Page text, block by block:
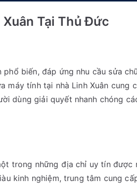
Xuân Tại Thủ Đức
biến, đáp ứng nhu cầu sửa
tính tại nhà Linh Xuân cung
dùng giải quyết nhanh chóng
trong những địa chỉ uy tín được
kinh nghiệm, trung tâm cung